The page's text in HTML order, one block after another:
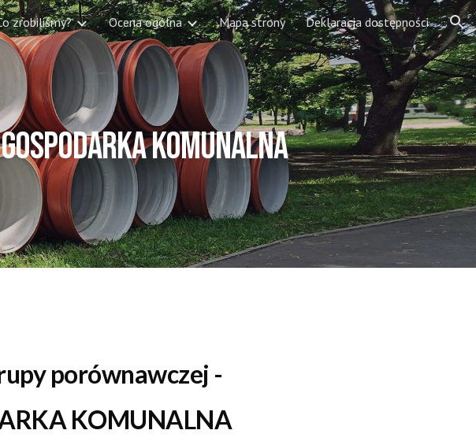
Skip to navigation
zrobiliśmy? Ocena ogólna Mapa strony Deklaracja dostępności
KOMUNALNA
porównawczej -
KOMUNALNA